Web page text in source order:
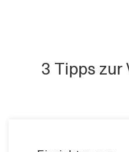
3 Tipps zur